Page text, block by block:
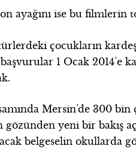
ayağını ise bu filmlerin
çocukların
1 Ocak 2014’e
Mersin’de 300
gözünden yeni bir bakış
belgeselin okullarda